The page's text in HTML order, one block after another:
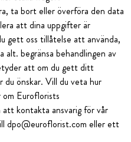
ta bort eller överföra den data
att dina uppgifter är
gett oss tillåtelse att använda,
alt. begränsa behandlingen av
att om du gett ditt
du önskar. Vill du veta hur
Euroflorists
kontakta ansvarig för vår
dpo@euroflorist.com eller ett